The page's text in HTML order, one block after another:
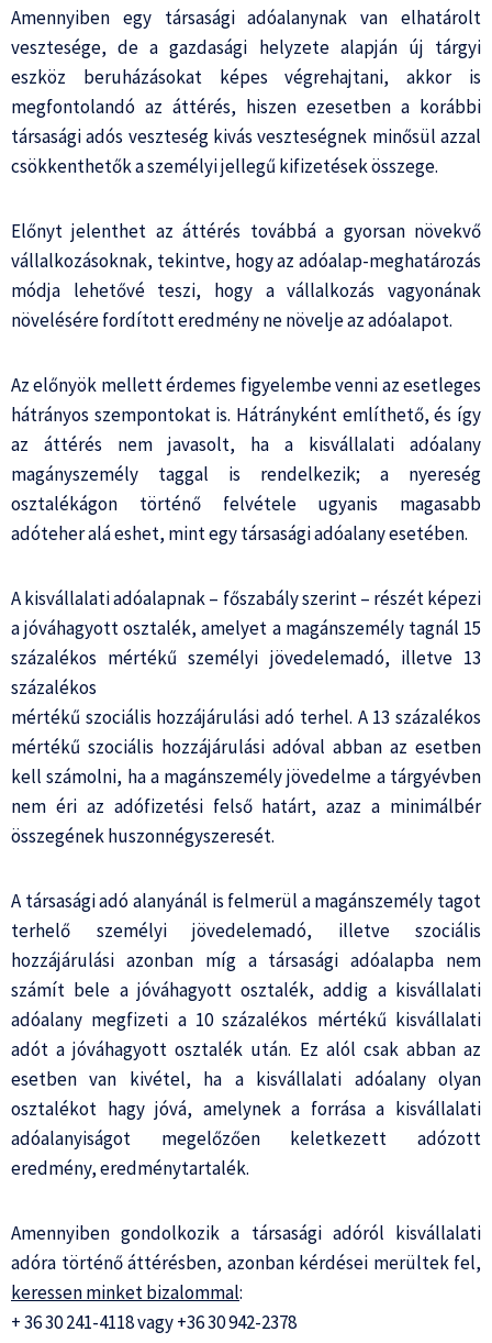
Amennyiben egy társasági adóalanynak van elhatárolt
vesztesége, de a gazdasági helyzete alapján új tárgyi
eszköz beruházásokat képes végrehajtani, akkor is
megfontolandó az áttérés, hiszen ezesetben a korábbi
társasági adós veszteség kivás veszteségnek minősül azzal
csökkenthetők a személyi jellegű kifizetések összege.
Előnyt jelenthet az áttérés továbbá a gyorsan növekvő
vállalkozásoknak, tekintve, hogy az adóalap-meghatározás
módja lehetővé teszi, hogy a vállalkozás vagyonának
növelésére fordított eredmény ne növelje az adóalapot.
Az előnyök mellett érdemes figyelembe venni az esetleges
hátrányos szempontokat is. Hátrányként említhető, és így
az áttérés nem javasolt, ha a kisvállalati adóalany
magányszemély taggal is rendelkezik; a nyereség
osztalékágon történő felvétele ugyanis magasabb
adóteher alá eshet, mint egy társasági adóalany esetében.
A kisvállalati adóalapnak – főszabály szerint – részét képezi
a jóváhagyott osztalék, amelyet a magánszemély tagnál 15
százalékos mértékű személyi jövedelemadó, illetve 13
százalékos
mértékű szociális hozzájárulási adó terhel. A 13 százalékos
mértékű szociális hozzájárulási adóval abban az esetben
kell számolni, ha a magánszemély jövedelme a tárgyévben
nem éri az adófizetési felső határt, azaz a minimálbér
összegének huszonnégyszeresét.
A társasági adó alanyánál is felmerül a magánszemély tagot
terhelő személyi jövedelemadó, illetve szociális
hozzájárulási azonban míg a társasági adóalapba nem
számít bele a jóváhagyott osztalék, addig a kisvállalati
adóalany megfizeti a 10 százalékos mértékű kisvállalati
adót a jóváhagyott osztalék után. Ez alól csak abban az
esetben van kivétel, ha a kisvállalati adóalany olyan
osztalékot hagy jóvá, amelynek a forrása a kisvállalati
adóalanyiságot megelőzően keletkezett adózott
eredmény, eredménytartalék.
Amennyiben gondolkozik a társasági adóról kisvállalati
adóra történő áttérésben, azonban kérdései merültek fel,
keressen minket bizalommal:
+ 36 30 241-4118 vagy +36 30 942-2378